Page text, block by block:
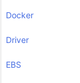
Docker
Driver
EBS